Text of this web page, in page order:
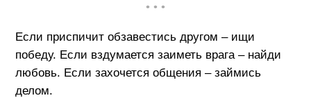
• • •
Если приспичит обзавестись другом – ищи
победу. Если вздумается заиметь врага – найди
любовь. Если захочется общения – займись
делом.